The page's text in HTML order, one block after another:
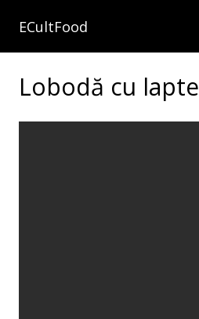
ECultFood
Lobodă cu lapte